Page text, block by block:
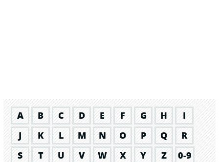
A B C D E F G H
I
J
K L M N O P Q
R
S
T U V W X Y Z
0-9